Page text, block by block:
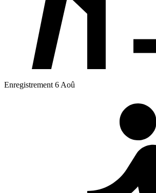
Enregistrement 6 Aoû